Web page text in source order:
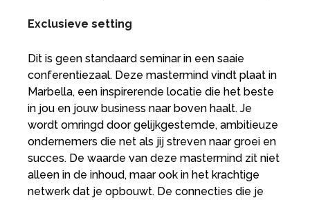
Exclusieve setting
Dit is geen standaard seminar in een saaie
conferentiezaal. Deze mastermind vindt plaat in
Marbella, een inspirerende locatie die het beste
in jou en jouw business naar boven haalt. Je
wordt omringd door gelijkgestemde, ambitieuze
ondernemers die net als jij streven naar groei en
succes. De waarde van deze mastermind zit niet
alleen in de inhoud, maar ook in het krachtige
netwerk dat je opbouwt. De connecties die je